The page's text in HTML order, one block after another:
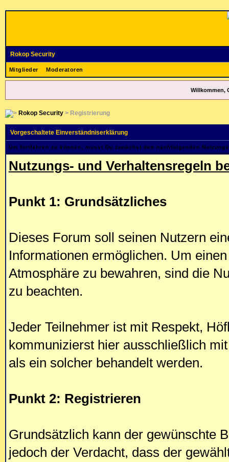
Rokop Security
Mitglieder Moderatoren
Willkommen,
Rokop Security> Registrierung
Vorgeschaltete Einverständniserklärung
Um fortfahren zu können, musst Du zunächst den nachfolgenden
Nutzungs- und Verhaltensregeln
Punkt 1: Grundsätzliches
Dieses Forum soll seinen Nutzern
Informationen ermöglichen. Um
Atmosphäre zu bewahren, sind die
zu beachten.
Jeder Teilnehmer ist mit Respekt,
kommunizierst hier ausschließlich
als ein solcher behandelt werden.
Punkt 2: Registrieren
Grundsätzlich kann der gewünschte
jedoch der Verdacht, dass der